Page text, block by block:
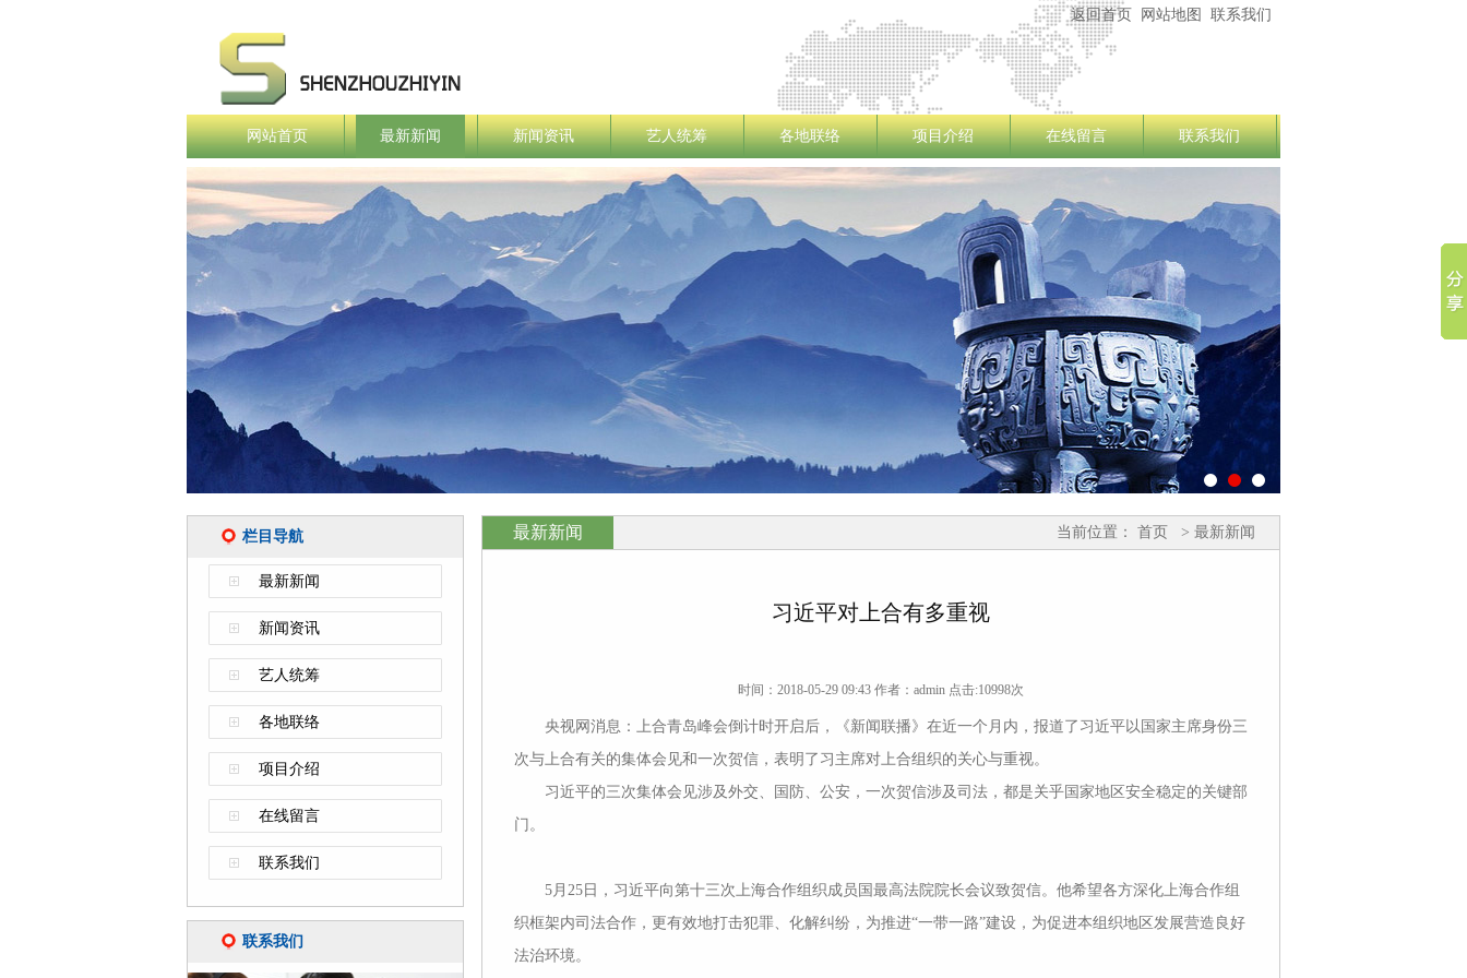
返回首页 网站地图 联系我们
网站首页 最新新闻 新闻资讯 艺人统筹 各地联络 项目介绍 在线留言 联系我们
栏目导航
最新新闻
新闻资讯
艺人统筹
各地联络
项目介绍
在线留言
联系我们
联系我们
最新新闻 当前位置： 首页 > 最新新闻
习近平对上合有多重视
时间：2018-05-29 09:43 作者：admin 点击:10998次
央视网消息：上合青岛峰会倒计时开启后，《新闻联播》在近一个月内，报道了习近平以国家主席身份三
次与上合有关的集体会见和一次贺信，表明了习主席对上合组织的关心与重视。
习近平的三次集体会见涉及外交、国防、公安，一次贺信涉及司法，都是关乎国家地区安全稳定的关键部
门。
5月25日，习近平向第十三次上海合作组织成员国最高法院院长会议致贺信。他希望各方深化上海合作组
织框架内司法合作，更有效地打击犯罪、化解纠纷，为推进“一带一路”建设，为促进本组织地区发展营造良好
法治环境。